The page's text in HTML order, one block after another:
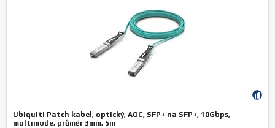
Ubiquiti Patch kabel, optický, AOC, SFP+ na SFP+, 10Gbps,
multimode, průměr 3mm, 5m